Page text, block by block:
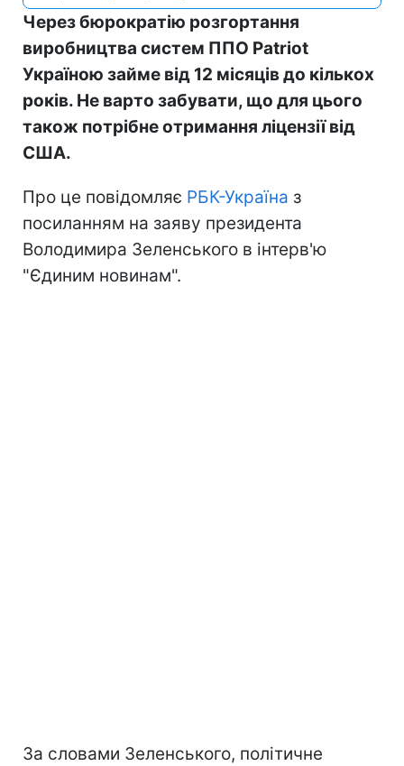
Через бюрократію розгортання
виробництва систем ППО Patriot
Україною займе від 12 місяців до кількох
років. Не варто забувати, що для цього
також потрібне отримання ліцензії від
США.
Про це повідомляє РБК-Україна з
посиланням на заяву президента
Володимира Зеленського в інтерв'ю
"Єдиним новинам".
За словами Зеленського, політичне